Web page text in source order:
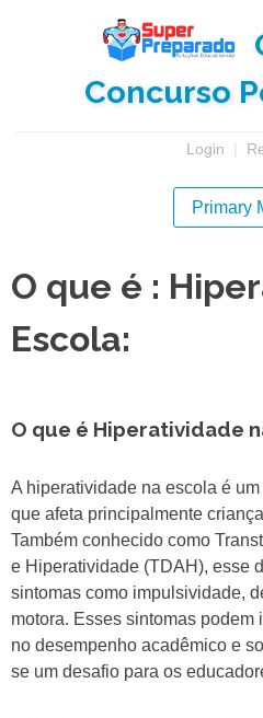
Concurso
Login |
Primary
O que é :
Escola:
O que é Hiperatividade
A hiperatividade na escola é
que afeta principalmente
Também conhecido como
e Hiperatividade (TDAH), esse
sintomas como impulsividade,
motora. Esses sintomas
no desempenho acadêmico e
se um desafio para os